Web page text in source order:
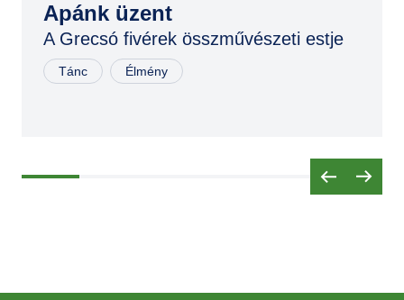
MÁR
02
OKT
Apánk üzent
A Grecsó fivérek összművészeti estje
Tánc Élmény